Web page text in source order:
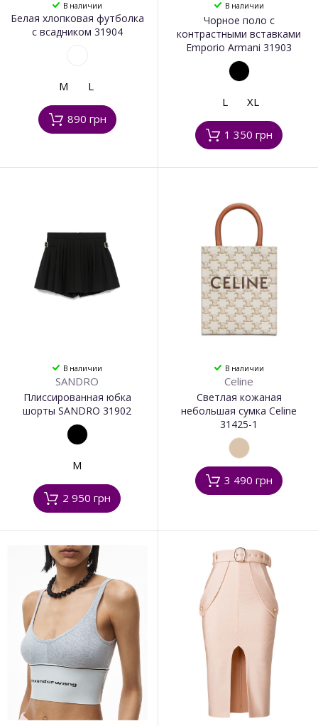
В наличии
Белая хлопковая футболка
с всадником 31904
M L
890 грн
В наличии
Чорное поло с
контрастными вставками
Emporio Armani 31903
L XL
1 350 грн
В наличии
SANDRO
Плиссированная юбка
шорты SANDRO 31902
M
2 950 грн
В наличии
Celine
Светлая кожаная
небольшая сумка Celine
31425-1
3 490 грн